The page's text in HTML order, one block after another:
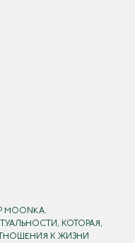
КОТОРАЯ,
К ЖИЗНИ